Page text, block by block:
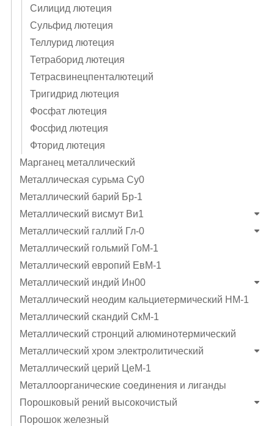
Силицид лютеция
Сульфид лютеция
Теллурид лютеция
Тетраборид лютеция
Тетрасвинецпенталютеций
Тригидрид лютеция
Фосфат лютеция
Фосфид лютеция
Фторид лютеция
Марганец металлический
Металлическая сурьма Су0
Металлический барий Бр-1
Металлический висмут Ви1
Металлический галлий Гл-0
Металлический гольмий ГоМ-1
Металлический европий ЕвМ-1
Металлический индий Ин00
Металлический неодим кальциетермический НМ-1
Металлический скандий СкМ-1
Металлический стронций алюминотермический
Металлический хром электролитический
Металлический церий ЦеМ-1
Металлоорганические соединения и лиганды
Порошковый рений высокочистый
Порошок железный